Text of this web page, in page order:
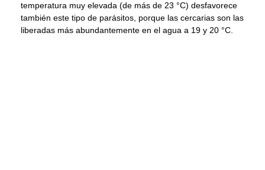
temperatura muy elevada (de más de 23 °C) desfavorece
también este tipo de parásitos, porque las cercarias son las
liberadas más abundantemente en el agua a 19 y 20 °C.